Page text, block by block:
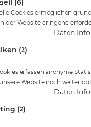
Sie sind hier
(6)
Cookies ermöglichen
der Website dringend
Daten
(2)
erfassen anonyme
Website noch weiter
Daten
(2)